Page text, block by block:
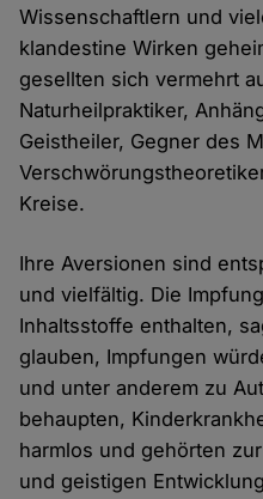
Wissenschaftlern und
klandestine Wirken
gesellten sich vermehrt
Naturheilpraktiker,
Geistheiler, Gegner des
Kreise.
Ihre Aversionen sind
und vielfältig. Die
Inhaltsstoffe enthalten,
glauben, Impfungen
und unter anderem zu
behaupten,
harmlos und gehörten
und geistigen